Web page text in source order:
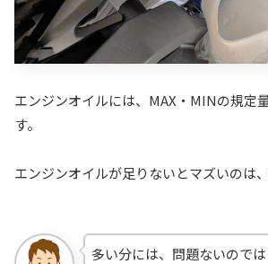
エンジンオイルには、MAX・MINの規定
す。
エンジンオイルが足りないとマズいのは
多い分には、問題ないのでは